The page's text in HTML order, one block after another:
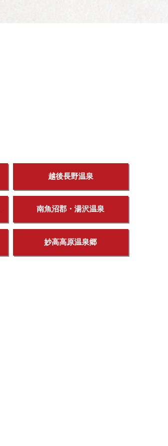
越後長野温泉
南魚沼郡・湯沢温泉
妙高高原温泉郷